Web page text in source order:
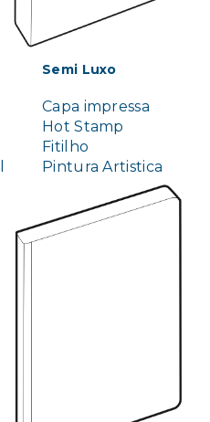
Semi Luxo
Capa impressa
Hot Stamp
Fitilho
Pintura Artistica